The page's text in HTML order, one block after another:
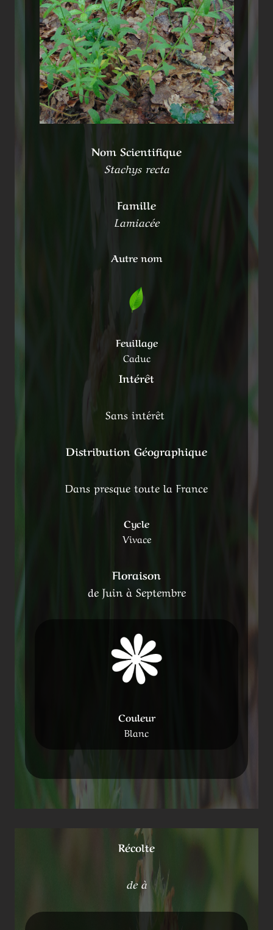
Nom Scientifique
Stachys recta
Famille
Lamiacée
Autre nom
Feuillage
Caduc
Intérêt
Sans intérêt
Distribution Géographique
Dans presque toute la France
Cycle
Vivace
Floraison
de Juin à Septembre
Couleur
Blanc
Récolte
de à